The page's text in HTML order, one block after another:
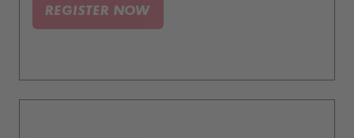
REGISTER NOW